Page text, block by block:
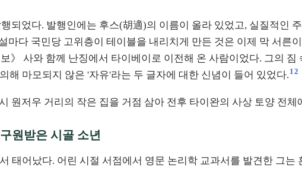
되었다. 발행인에는 후스(胡適)의 이름이 올라 있었고, 실질적인
다 국민당 고위층이 테이블을 내리치게 만든 것은 이제 막 서른
》 사와 함께 난징에서 타이베이로 이전해 온 사람이었다. 그의
해 마모되지 않은 '자유'라는 두 글자에 대한 신념이 들어 있었다. 12
원저우 거리의 작은 집을 거점 삼아 전후 타이완의 사상 토양 전체
원받은 시골 소년
태어났다. 어린 시절 서점에서 영문 논리학 교과서를 발견한 그는